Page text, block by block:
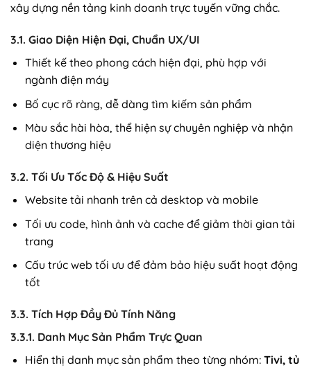
xây dựng nền tảng kinh doanh trực tuyến vững chắc.
3.1. Giao Diện Hiện Đại, Chuẩn UX/UI
Thiết kế theo phong cách hiện đại, phù hợp với
ngành điện máy
Bố cục rõ ràng, dễ dàng tìm kiếm sản phẩm
Màu sắc hài hòa, thể hiện sự chuyên nghiệp và nhận
diện thương hiệu
3.2. Tối Ưu Tốc Độ & Hiệu Suất
Website tải nhanh trên cả desktop và mobile
Tối ưu code, hình ảnh và cache để giảm thời gian tải
trang
Cấu trúc web tối ưu để đảm bảo hiệu suất hoạt động
tốt
3.3. Tích Hợp Đầy Đủ Tính Năng
3.3.1. Danh Mục Sản Phẩm Trực Quan
Hiển thị danh mục sản phẩm theo từng nhóm: Tivi, tủ